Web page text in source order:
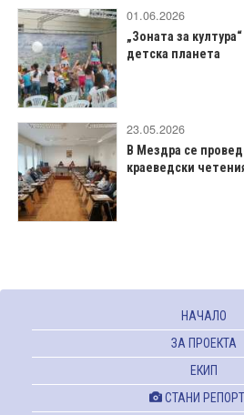
01.06.2026
„Зоната за
детска планета
23.05.2026
В Мездра се
краеведски
НАЧАЛО
ЗА ПРОЕКТА
ЕКИП
СТАНИ